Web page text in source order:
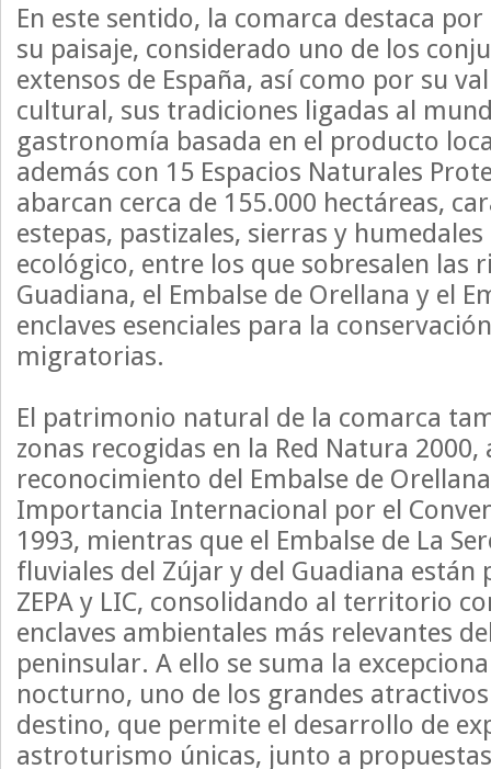
En este sentido, la comarca destaca
su paisaje, considerado uno de los
extensos de España, así como por su
cultural, sus tradiciones ligadas al
gastronomía basada en el producto
además con 15 Espacios Naturales
abarcan cerca de 155.000 hectáreas,
estepas, pastizales, sierras y
ecológico, entre los que sobresalen las
Guadiana, el Embalse de Orellana y el
enclaves esenciales para la
migratorias.
El patrimonio natural de la comarca
zonas recogidas en la Red Natura 2000,
reconocimiento del Embalse de
Importancia Internacional por el
1993, mientras que el Embalse de La
fluviales del Zújar y del Guadiana
ZEPA y LIC, consolidando al territorio
enclaves ambientales más relevantes
peninsular. A ello se suma la
nocturno, uno de los grandes
destino, que permite el desarrollo de
astroturismo únicas, junto a